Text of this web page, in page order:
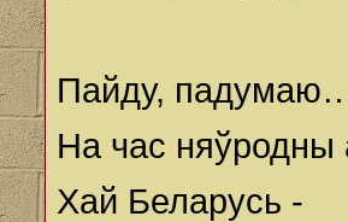
Пайду,
На час няўродны
Хай Беларусь -